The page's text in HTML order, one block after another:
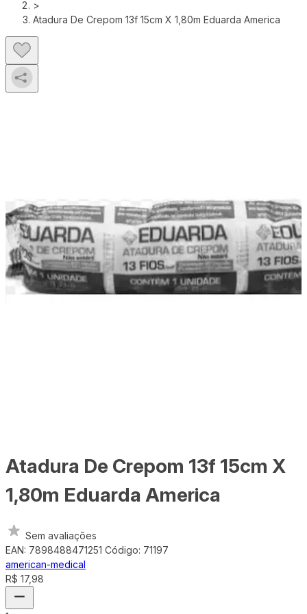
>
Atadura De Crepom 13f 15cm X 1,80m Eduarda America
Atadura De Crepom 13f 15cm X
1,80m Eduarda America
Sem avaliações
EAN: 7898488471251 Código: 71197
american-medical
R$ 17,98